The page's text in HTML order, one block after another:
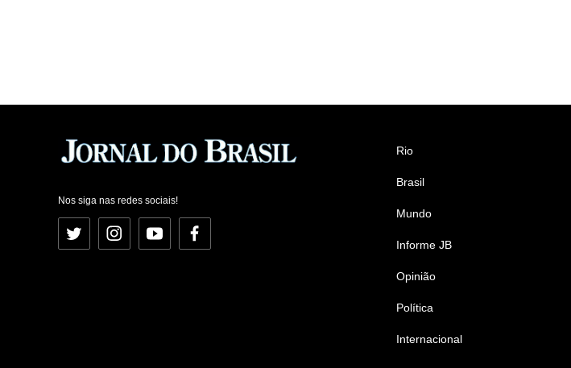
Nos siga nas redes sociais!
Twitter InstagramYouTubeFacebook
Rio
Brasil
Mundo
Informe JB
Opinião
Política
Internacional